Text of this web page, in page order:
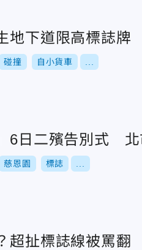
地下道限高標誌
碰撞 自小貨車
6日二殯告別式
慈恩園 標誌
超扯標誌線被罵